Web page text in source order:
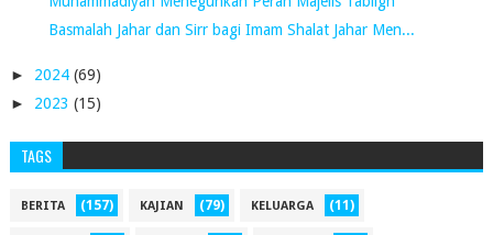
Basmalah Jahar dan Sirr bagi Imam Shalat Jahar Men...
► 2024 (69)
► 2023 (15)
TAGS
BERITA (157) KAJIAN (79) KELUARGA (11)